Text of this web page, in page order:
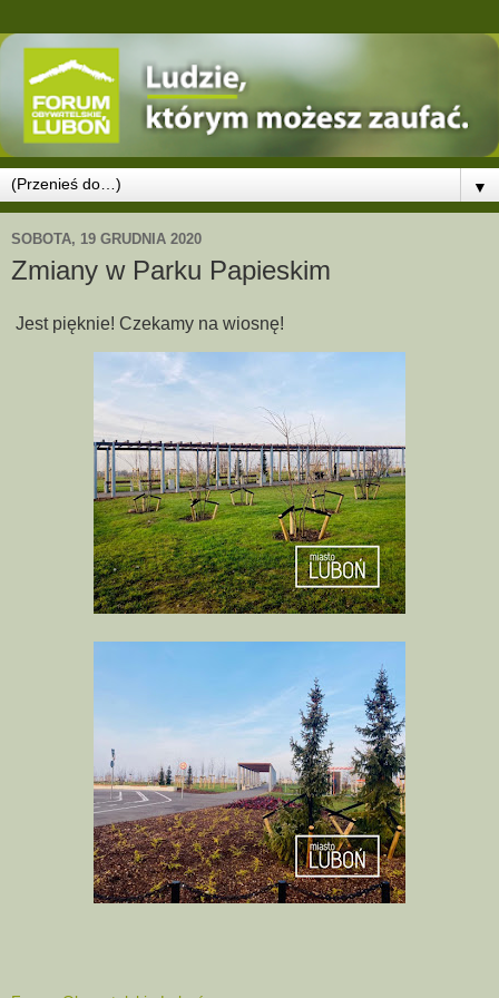
▼
SOBOTA, 19 GRUDNIA 2020
Zmiany w Parku Papieskim
Jest pięknie! Czekamy na wiosnę!